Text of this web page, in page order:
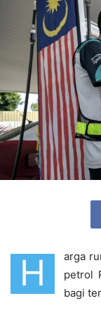
H
arga
petrol
bagi